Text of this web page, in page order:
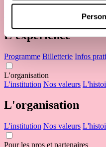
L'expérience
Infos
L'expérience
Programme Billetterie Infos
L'organisation
L'institution Nos valeurs
L'organisation
L'institution Nos valeurs
Pour les pros et partenaires